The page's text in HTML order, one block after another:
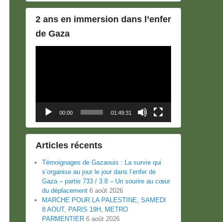
2 ans en immersion dans l’enfer
de Gaza
00:00 01:49:31
Articles récents
Témoignages de Gazaouis : La survie qui
s’organise au jour le jour dans l’enfer de
Gaza – partie 733 / 3.8 – Un sourire au cœur
du déplacement 6 août 2026
MARCHE POUR LA PALESTINE, SAMEDI
8 AOUT, PARIS 19H, METRO
PARMENTIER 6 août 2026